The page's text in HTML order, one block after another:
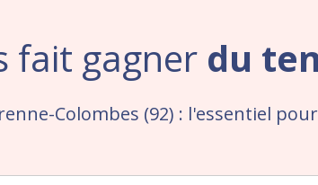
fait gagner du
Colombes (92) : l'essentiel